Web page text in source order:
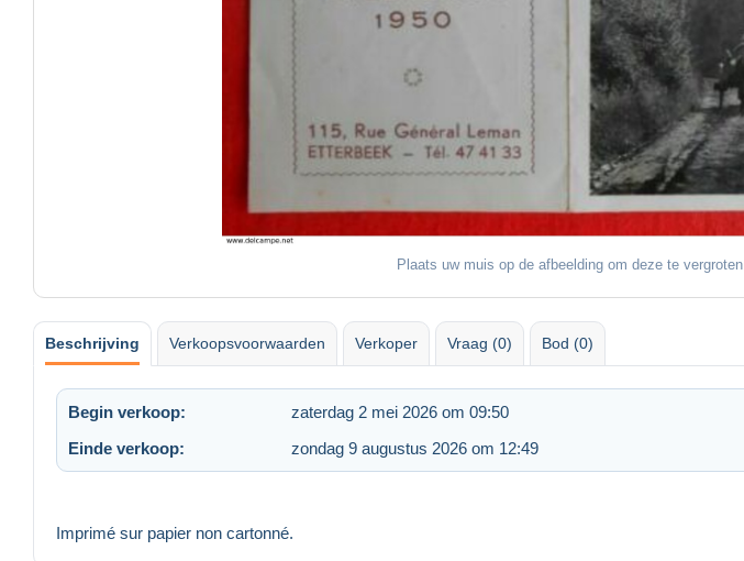
Plaats uw muis op de afbeelding om deze te vergroten
Beschrijving Verkoopsvoorwaarden Verkoper Vraag (0) Bod (0)
Begin verkoop: zaterdag 2 mei 2026 om 09:50
Einde verkoop:
zondag 9 augustus 2026 om 12:49
Imprimé sur papier non cartonné.